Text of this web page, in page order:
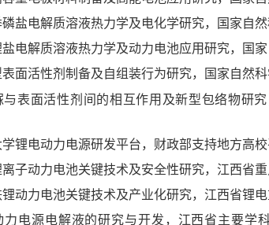
磷盐电解质溶液热力学及电化学研究，国家自
盐电解质溶液热力学及动力电池应用研究，国
表面活性剂制备及自组装行为研究，国家自然
与表面活性剂间的相互作用及新型包络物研
学锂电动力电源研发平台，财政部支持地方高
离子动力电池关键技术及安全性研究，江西省
锂动力电池关键技术及产业化研究，江西省锂
力电源电解液的研究与开发，江西省主要